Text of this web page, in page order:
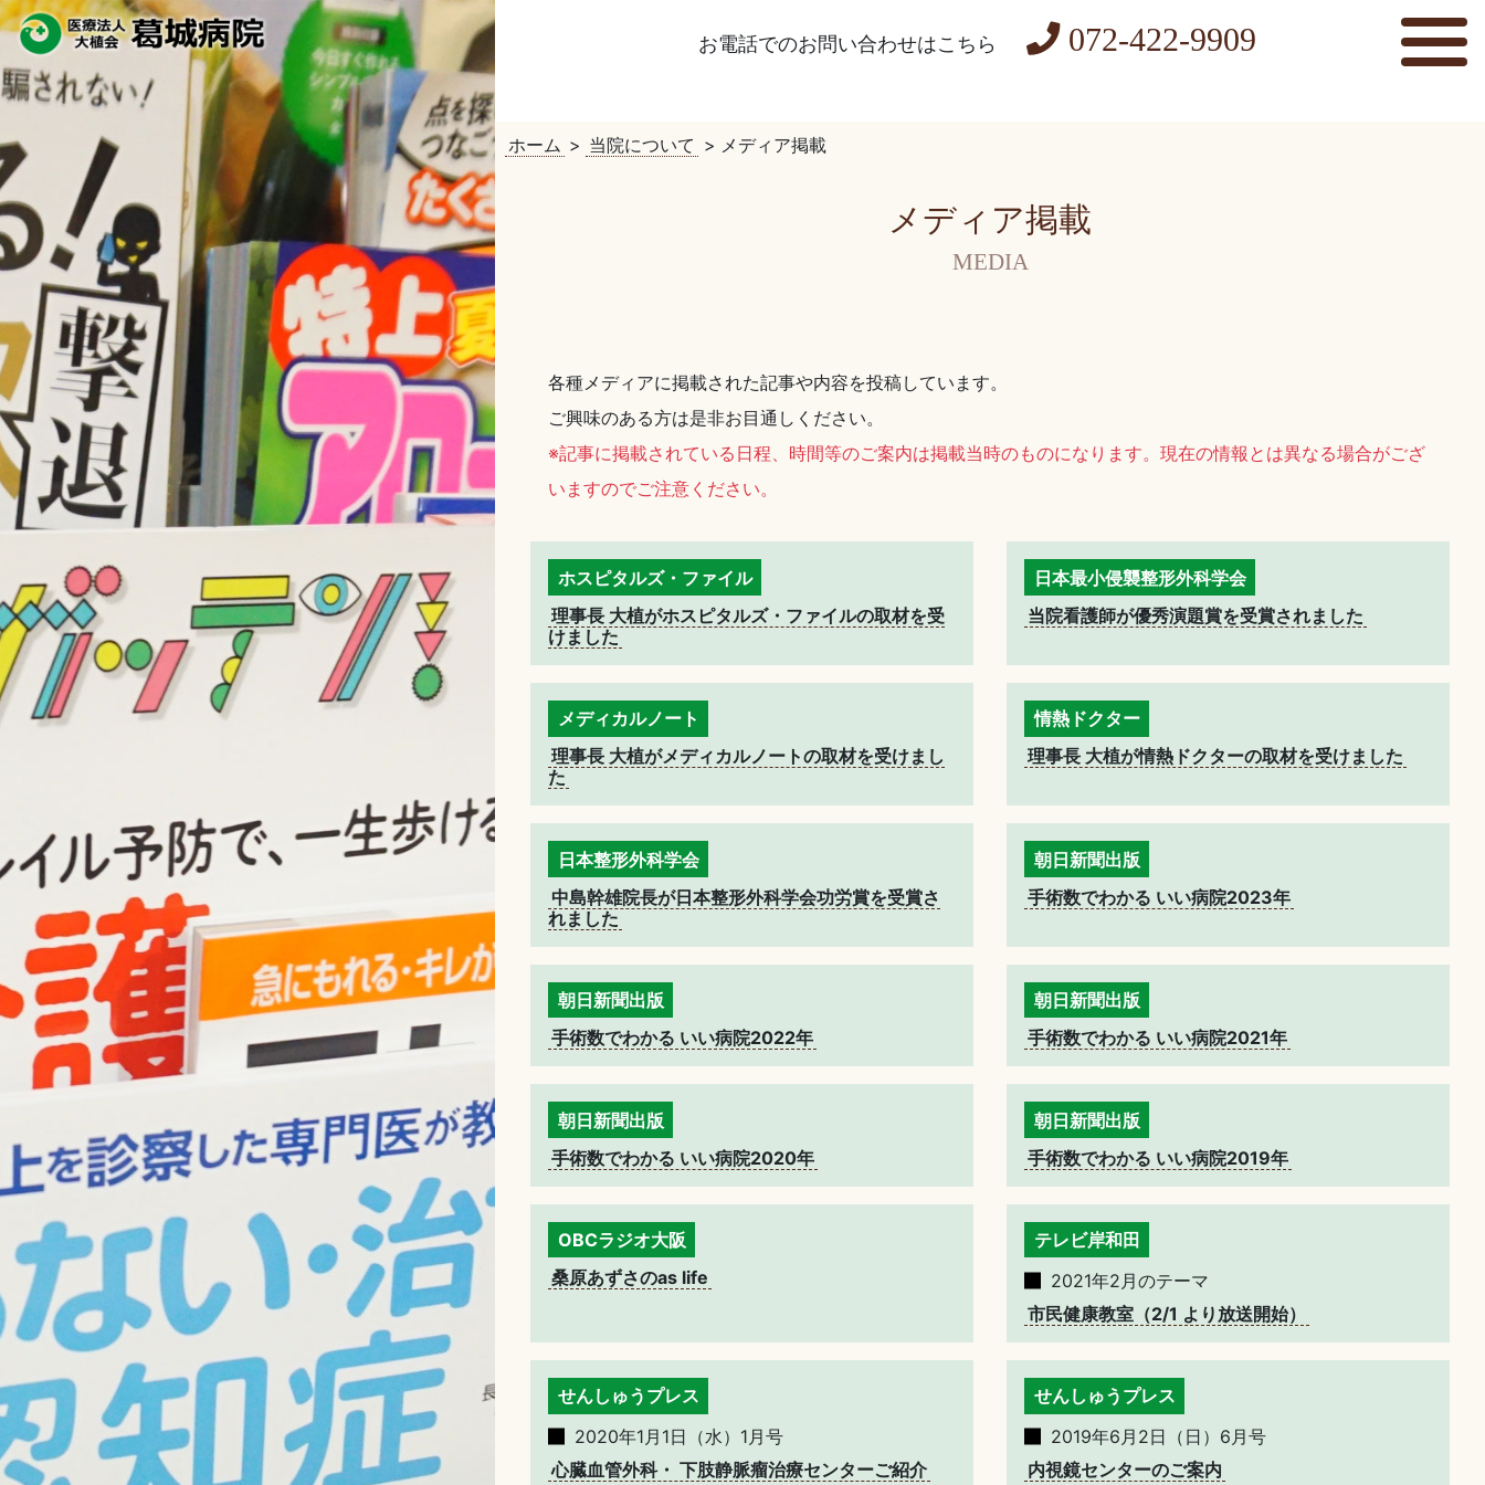
お電話でのお問い合わせはこちら 072-422-9909
ホーム > 当院について > メディア掲載
メディア掲載
MEDIA
各種メディアに掲載された記事や内容を投稿しています。
ご興味のある方は是非お目通しください。
※記事に掲載されている日程、時間等のご案内は掲載当時のものになります。現在の情報とは異なる場合がござ
いますのでご注意ください。
ホスピタルズ・ファイル
理事長 大植がホスピタルズ・ファイルの取材を受
けました
日本最小侵襲整形外科学会
当院看護師が優秀演題賞を受賞されました
メディカルノート
理事長 大植がメディカルノートの取材を受けまし
た
情熱ドクター
理事長 大植が情熱ドクターの取材を受けました
日本整形外科学会
中島幹雄院長が日本整形外科学会功労賞を受賞さ
れました
朝日新聞出版
手術数でわかる いい病院2023年
朝日新聞出版
手術数でわかる いい病院2022年
朝日新聞出版
手術数でわかる いい病院2021年
朝日新聞出版
手術数でわかる いい病院2020年
朝日新聞出版
手術数でわかる いい病院2019年
OBCラジオ大阪
桑原あずさのas life
テレビ岸和田
2021年2月のテーマ
市民健康教室（2/1 より放送開始）
せんしゅうプレス
2020年1月1日（水）1月号
心臓血管外科・ 下肢静脈瘤治療センターご紹介
せんしゅうプレス
2019年6月2日（日）6月号
内視鏡センターのご案内